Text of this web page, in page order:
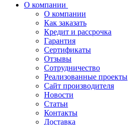
О компании
О компании
Как заказать
Кредит и рассрочка
Гарантия
Сертификаты
Отзывы
Сотрудничество
Реализованные проекты
Сайт производителя
Новости
Статьи
Контакты
Доставка